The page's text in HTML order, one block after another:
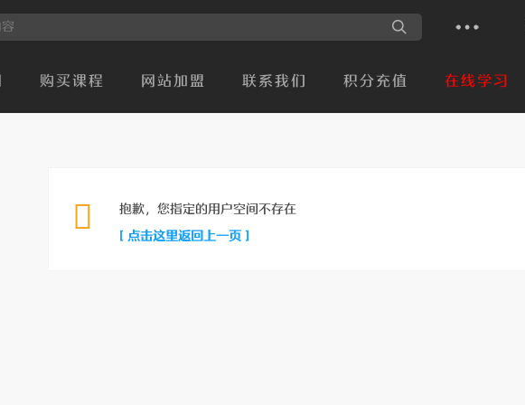
购买课程 网站加盟 联系我们 积分充值 在线学习
抱歉，您指定的用户空间不存在
[ 点击这里返回上一页 ]